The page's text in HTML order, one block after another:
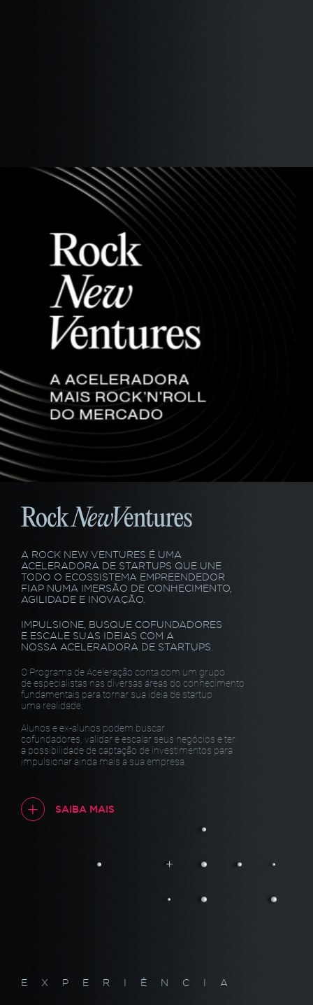
A ROCK NEW VENTURES É UMA
ACELERADORA DE STARTUPS QUE UNE
TODO O ECOSSISTEMA EMPREENDEDOR
FIAP NUMA IMERSÃO DE CONHECIMENTO,
AGILIDADE E INOVAÇÃO.
IMPULSIONE, BUSQUE COFUNDADORES
E ESCALE SUAS IDEIAS COM A
NOSSA ACELERADORA DE STARTUPS.
O Programa de Aceleração conta com um grupo
de especialistas nas diversas áreas do conhecimento
fundamentais para tornar sua ideia de startup
uma realidade.
Alunos e ex-alunos podem buscar
cofundadores, validar e escalar seus negócios e ter
a possibilidade de captação de investimentos para
impulsionar ainda mais a sua empresa.
SAIBA MAIS
EXPERIÊNCIA